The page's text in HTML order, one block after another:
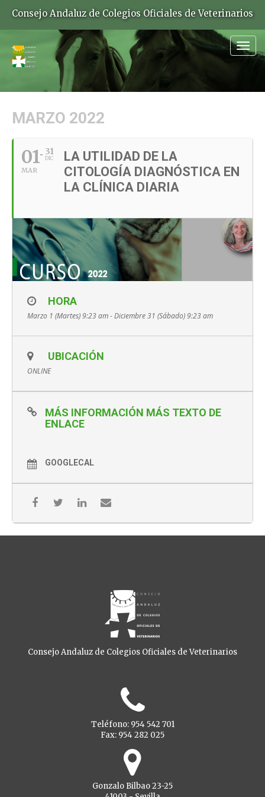
Consejo Andaluz de Colegios Oficiales de Veterinarios
MARZO 2022
01
MAR
31
DIC
LA UTILIDAD DE LA
CITOLOGÍA DIAGNÓSTICA EN
LA CLÍNICA DIARIA
HORA
Marzo 1 (Martes) 9:23 am - Diciembre 31 (Sábado) 9:23 am
UBICACIÓN
ONLINE
MÁS INFORMACIÓN MÁS TEXTO DE
ENLACE
GOOGLECAL
Consejo Andaluz de Colegios Oficiales de Veterinarios
Teléfono: 954 542 701
Fax: 954 282 025
Gonzalo Bilbao 23-25